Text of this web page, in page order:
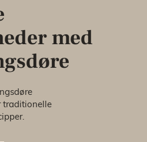
med
traditionelle